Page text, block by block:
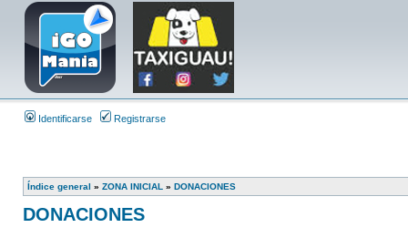
Identificarse Registrarse
Índice general » ZONA INICIAL » DONACIONES
DONACIONES